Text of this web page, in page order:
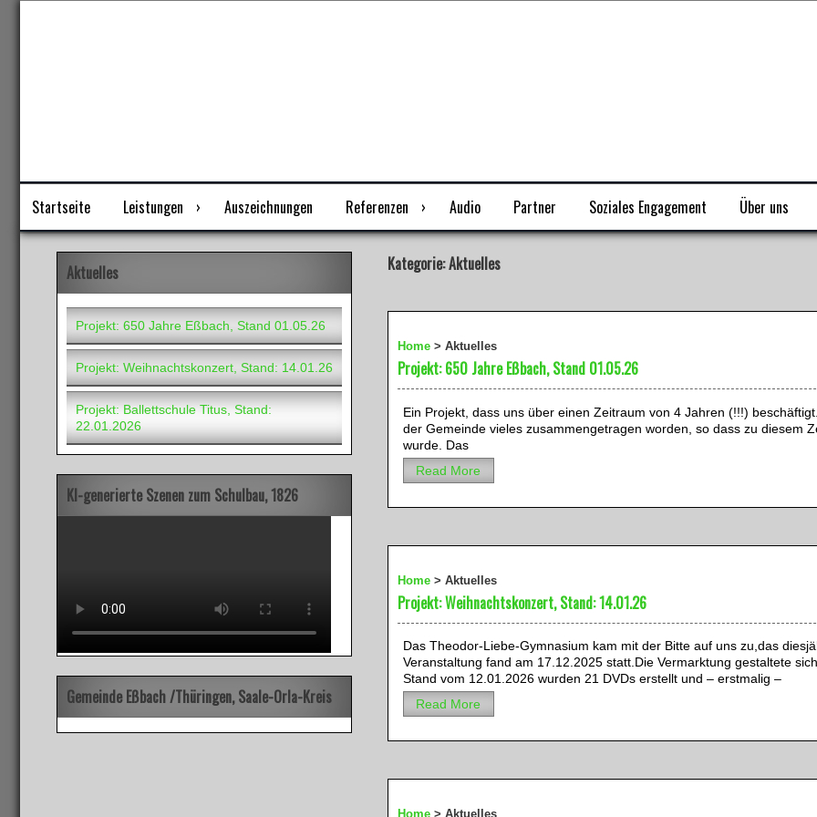
Startseite Leistungen Auszeichnungen Referenzen Audio Partner Soziales Engagement Über uns
Kategorie:Aktuelles
Home > Aktuelles
Projekt: 650 Jahre Eßbach, Stand 01.05.26
Ein Projekt, dass uns über einen Zeitraum von 4 Jahren (!!!)
der Gemeinde vieles zusammengetragen worden, so dass zu diesem
wurde. Das
Read More
Home > Aktuelles
Projekt: Weihnachtskonzert, Stand: 14.01.26
Das Theodor-Liebe-Gymnasium kam mit der Bitte auf uns zu,das
Veranstaltung fand am 17.12.2025 statt.Die Vermarktung gestaltete
Stand vom 12.01.2026 wurden 21 DVDs erstellt und – erstmalig –
Read More
Home > Aktuelles
Aktuelles
Projekt: 650 Jahre Eßbach, Stand 01.05.26
Projekt: Weihnachtskonzert, Stand: 14.01.26
Projekt: Ballettschule Titus, Stand:
22.01.2026
KI-generierte Szenen zum Schulbau, 1826
Gemeinde Eßbach /Thüringen, Saale-Orla-Kreis